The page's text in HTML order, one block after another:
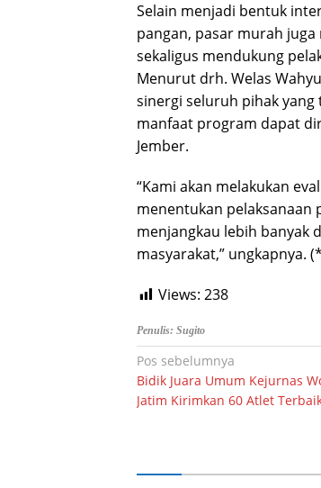
Selain menjadi bentuk
pangan, pasar murah
sekaligus mendukung
Menurut drh. Welas
sinergi seluruh pihak
manfaat program dapat
Jember.
“Kami akan melakukan
menentukan
menjangkau lebih banyak
masyarakat,” ungkapnya.
Views: 238
Penulis: Sugito
Navigasi
pos
Pos sebelumnya
Bidik Juara Umum Kejurnas
Jatim Kirimkan 60 Atlet